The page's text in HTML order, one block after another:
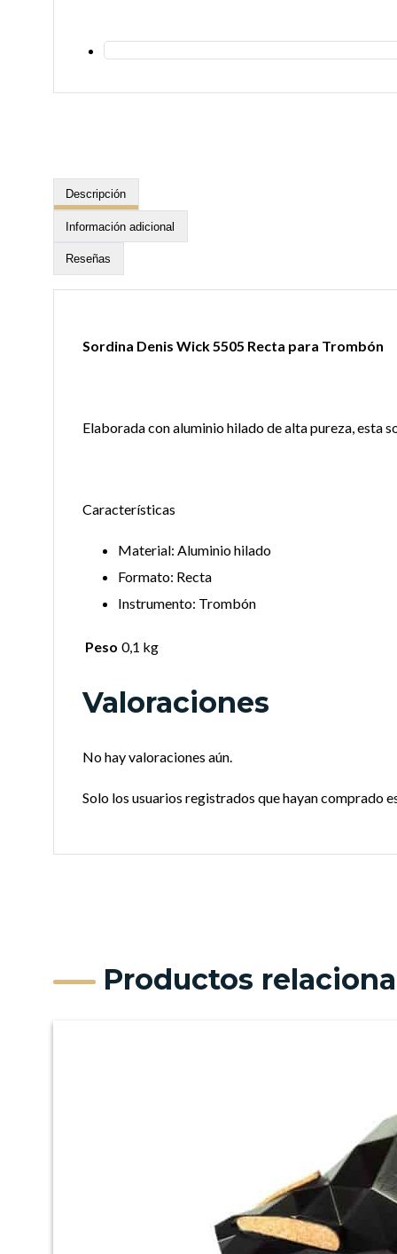
Descripción
Información adicional
Reseñas
Sordina Denis Wick 5505 Recta para Trombón
Elaborada con aluminio hilado de alta pureza, esta
Características
Material: Aluminio hilado
Formato: Recta
Instrumento: Trombón
Peso 0,1 kg
Valoraciones
No hay valoraciones aún.
Solo los usuarios registrados que hayan comprado
Productos